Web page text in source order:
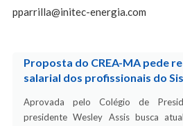
pparrilla@initec-energia.com
Proposta do CREA-MA pede
salarial dos profissionais do
Aprovada pelo Colégio de
presidente Wesley Assis busca